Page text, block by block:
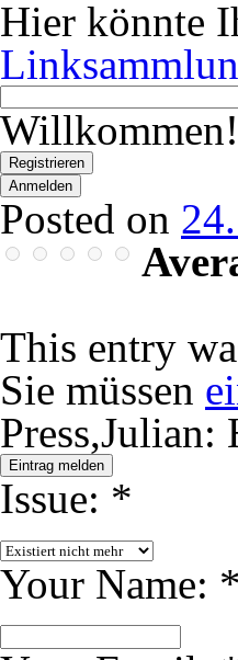
Hier könnte
Wonach
suchen
Sie?
Willkommen!
Registrieren
Anmelden
Posted on
This entry
Sie müssen
Press,Julian:
Eintrag melden
Issue: *
Your Name: *